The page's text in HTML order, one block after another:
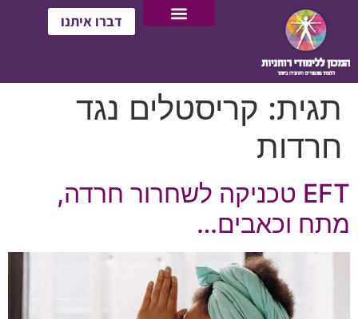
דברו איתנו
תגית: קריסטלים נגד
חרדות
EFT טכניקה לשחרור חרדה,
מתח וכאבים…